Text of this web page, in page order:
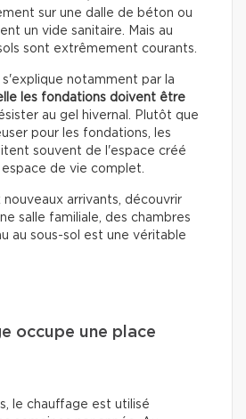
sur une dalle de béton ou
un vide sanitaire. Mais au
sont extrêmement courants.
notamment par la
les fondations doivent être
au gel hivernal. Plutôt que
pour les fondations, les
souvent de l'espace créé
de vie complet.
nouveaux arrivants, découvrir
salle familiale, des chambres
au sous-sol est une véritable
occupe une place
le chauffage est utilisé